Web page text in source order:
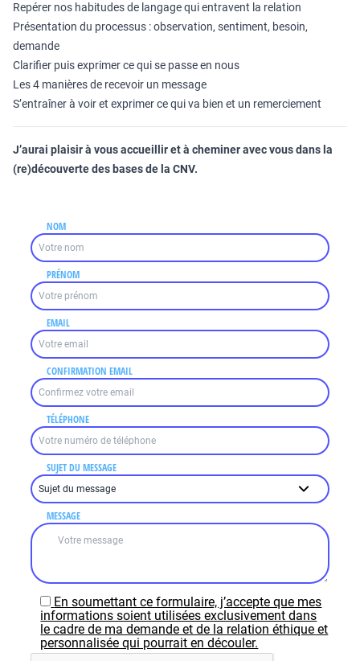
Repérer nos habitudes de langage qui entravent la relation
Présentation du processus : observation, sentiment, besoin,
demande
Clarifier puis exprimer ce qui se passe en nous
Les 4 manières de recevoir un message
S’entraîner à voir et exprimer ce qui va bien et un remerciement
J’aurai plaisir à vous accueillir et à cheminer avec vous dans la
(re)découverte des bases de la CNV.
NOM
PRÉNOM
EMAIL
CONFIRMATION EMAIL
TÉLÉPHONE
SUJET DU MESSAGE
MESSAGE
En soumettant ce formulaire, j’accepte que mes
informations soient utilisées exclusivement dans
le cadre de ma demande et de la relation éthique et
personnalisée qui pourrait en découler.